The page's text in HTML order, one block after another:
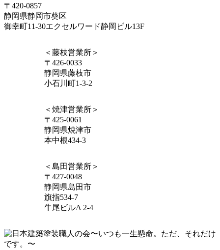
〒420-0857
静岡県静岡市葵区
御幸町11-30エクセルワード静岡ビル13F
＜藤枝営業所＞
〒426-0033
静岡県藤枝市
小石川町1-3-2
＜焼津営業所＞
〒425-0061
静岡県焼津市
本中根434-3
＜島田営業所＞
〒427-0048
静岡県島田市
旗指534-7
牛尾ビルA 2-4